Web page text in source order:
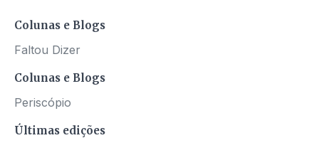
Colunas e Blogs
Faltou Dizer
Colunas e Blogs
Periscópio
Últimas edições